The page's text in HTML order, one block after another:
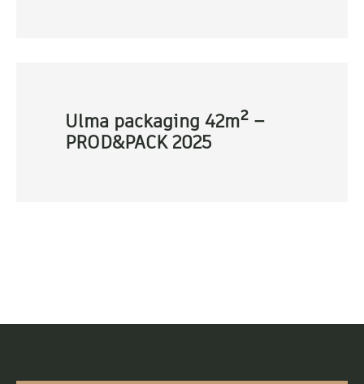
Ulma packaging 42m² –
PROD&PACK 2025